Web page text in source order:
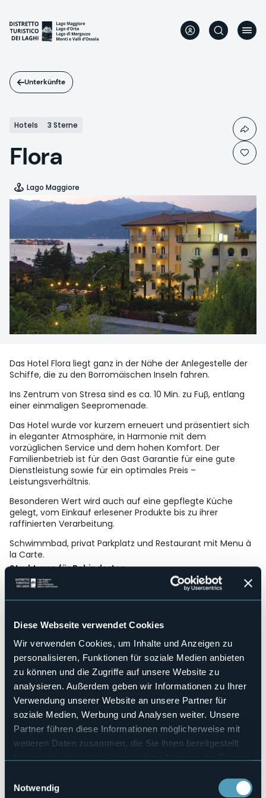
Diese Webseite verwendet Cookies
Wir verwenden Cookies, um Inhalte und Anzeigen zu
personalisieren, Funktionen für soziale Medien anbieten
zu können und die Zugriffe auf unsere Website zu
analysieren. Außerdem geben wir Informationen zu Ihrer
Verwendung unserer Website an unsere Partner für
soziale Medien, Werbung und Analysen weiter. Unsere
Partner führen diese Informationen möglicherweise mit
weiteren Daten zusammen, die Sie ihnen bereitgestellt
Notwendig
Inhalt
Unterkünfte
Hotels 3 Sterne
Flora
Lago Maggiore
Das Hotel Flora liegt ganz in der Nähe der Anlegestelle der
Schiffe, die zu den Borromäischen Inseln fahren.
Ins Zentrum von Stresa sind es ca. 10 Min. zu Fuβ, entlang
einer einmaligen Seepromenade.
Das Hotel wurde vor kurzem erneuert und präsentiert sich
in eleganter Atmosphäre, in Harmonie mit dem
vorzüglichen Service und dem hohen Komfort. Der
Familienbetrieb ist für den Gast Garantie für eine gute
Dienstleistung sowie für ein optimales Preis –
Leistungsverhältnis.
Besonderen Wert wird auch auf eine gepflegte Küche
gelegt, vom Einkauf erlesener Produkte bis zu ihrer
raffinierten Verarbeitung.
Schwimmbad, privat Parkplatz und Restaurant mit Menu à
la Carte.
Strukturen für Behinderten
Sì
Kongresshalle
Hallenbad
Sì
Haustiere erlaubt
Sì
Anzahl der Zimmer
32
Anzahl der Betten
62
E-mail
Webseite